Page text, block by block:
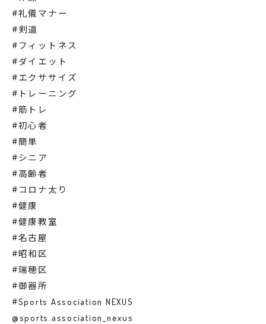
#礼儀マナー
#剣道
#フィットネス
#ダイエット
#エクササイズ
#トレーニング
#筋トレ
#初心者
#簡単
#シニア
#高齢者
#コロナ太り
#健康
#健康教室
#名古屋
#昭和区
#瑞穂区
#御器所
#Sports Association NEXUS
@sports.association_nexus